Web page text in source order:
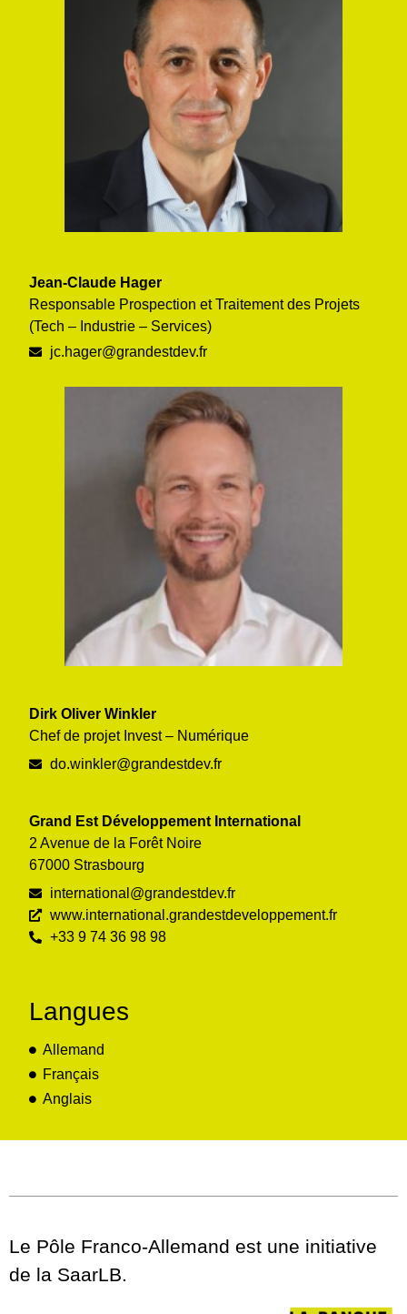
Jean-Claude Hager
Responsable Prospection et Traitement des Projets
(Tech – Industrie – Services)
jc.hager@grandestdev.fr
Dirk Oliver Winkler
Chef de projet Invest – Numérique
do.winkler@grandestdev.fr
Grand Est Développement International
2 Avenue de la Forêt Noire
67000 Strasbourg
international@grandestdev.fr
www.international.grandestdeveloppement.fr
+33 9 74 36 98 98
Langues
Allemand
Français
Anglais
Le Pôle Franco-Allemand est une initiative
de la SaarLB.